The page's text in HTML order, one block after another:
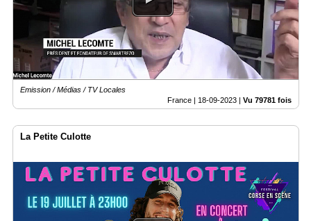
Emission / Médias / TV Locales
France | 18-09-2023 | Vu 79781 fois
La Petite Culotte